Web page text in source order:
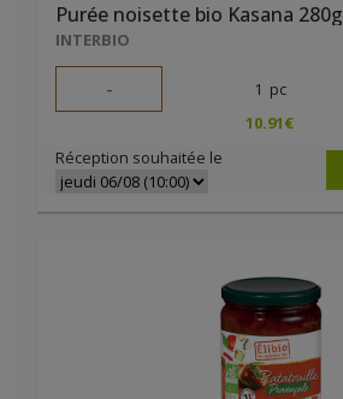
Purée noisette bio Kasana 280g
INTERBIO
- 1 pc
10.91€
Réception souhaitée le